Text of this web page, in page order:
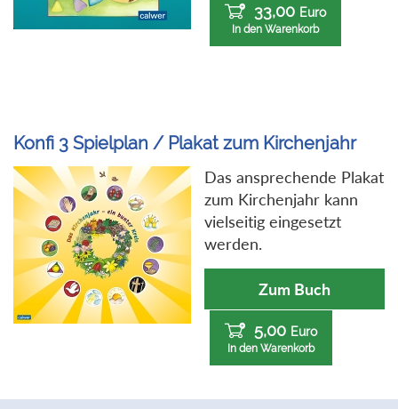
33,00 Euro
In den Warenkorb
Konfi 3 Spielplan / Plakat zum Kirchenjahr
Das ansprechende Plakat
zum Kirchenjahr kann
vielseitig eingesetzt
werden.
Zum Buch
5,00 Euro
In den Warenkorb